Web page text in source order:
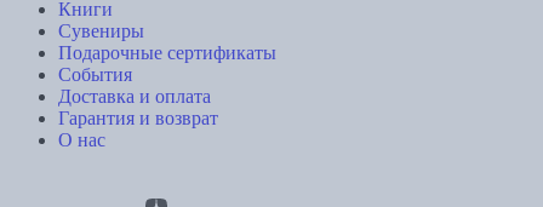
Книги
Сувениры
Подарочные сертификаты
События
Доставка и оплата
Гарантия и возврат
О нас